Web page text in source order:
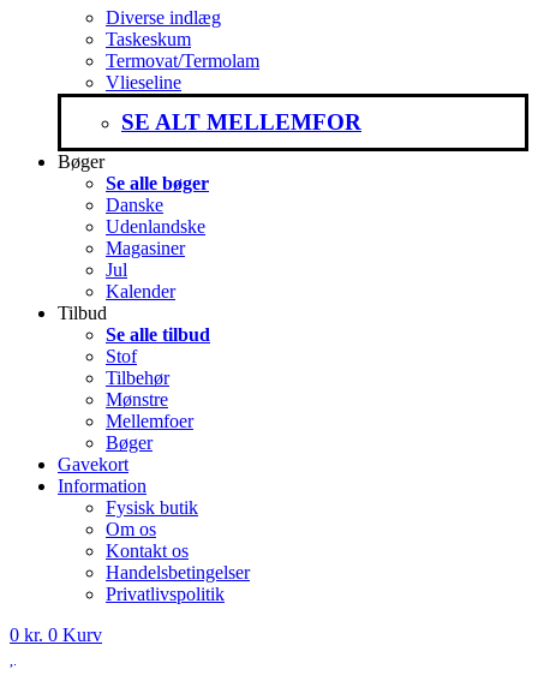
Diverse indlæg
Taskeskum
Termovat/Termolam
Vlieseline
SE ALT MELLEMFOR
Bøger
Se alle bøger
Danske
Udenlandske
Magasiner
Jul
Kalender
Tilbud
Se alle tilbud
Stof
Tilbehør
Mønstre
Mellemfoer
Bøger
Gavekort
Information
Fysisk butik
Om os
Kontakt os
Handelsbetingelser
Privatlivspolitik
0 kr. 0 Kurv